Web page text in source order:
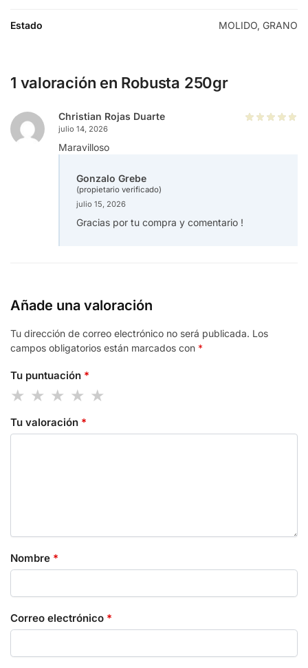
Estado MOLIDO, GRANO
1 valoración en Robusta 250gr
Christian Rojas Duarte
julio 14, 2026
Maravilloso
Gonzalo Grebe
(propietario verificado)
julio 15, 2026
Gracias por tu compra y comentario !
Añade una valoración
Tu dirección de correo electrónico no será publicada. Los
campos obligatorios están marcados con *
Tu puntuación *
Tu valoración *
Nombre *
Correo electrónico *